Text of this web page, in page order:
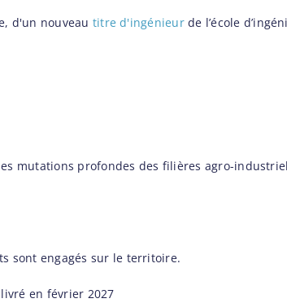
d'un nouveau titre d'ingénieurde l’école
mutations profondes des filières agro-
sont engagés sur le territoire.
en février 2027